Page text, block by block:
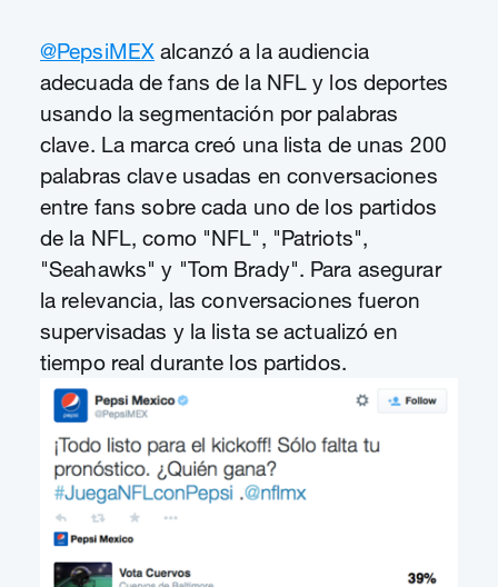
@PepsiMEX alcanzó a la audiencia
adecuada de fans de la NFL y los deportes
usando la segmentación por palabras
clave. La marca creó una lista de unas 200
palabras clave usadas en conversaciones
entre fans sobre cada uno de los partidos
de la NFL, como "NFL", "Patriots",
"Seahawks" y "Tom Brady". Para asegurar
la relevancia, las conversaciones fueron
supervisadas y la lista se actualizó en
tiempo real durante los partidos.